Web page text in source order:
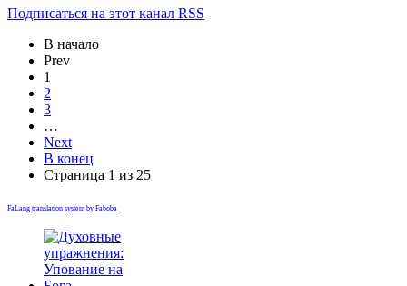
Подписаться на этот канал RSS
В начало
Prev
1
2
3
…
Next
В конец
Страница 1 из 25
FaLang translation system by Faboba